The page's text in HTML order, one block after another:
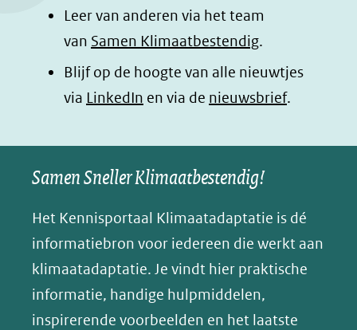
(opent
in
nieuw
venster)
naar
een
website)
(opent
in
nieuw
venster)
naar
een
website)
(opent
in
nieuw
venster)
naar
een
website)
o
p
B
l
e
s
y
(opent
in
nieuw
venster)
Leer van anderen via het team
van Samen Klimaatbestendig.
Blijf op de hoogte van alle nieuwtjes
via LinkedIn (opent
nieuw
venster)
naar
een
andere
website)
en via de nieuwsbrief.
Samen Sneller Klimaatbestendig!
Het Kennisportaal Klimaatadaptatie is dé
informatiebron voor iedereen die werkt aan
klimaatadaptatie. Je vindt hier praktische
informatie, handige hulpmiddelen,
inspirerende voorbeelden en het laatste